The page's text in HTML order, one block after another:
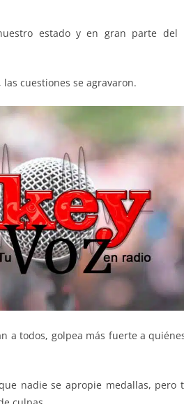
estado y en gran parte del
cuestiones se agravaron.
a todos, golpea más fuerte a
nadie se apropie medallas, pero